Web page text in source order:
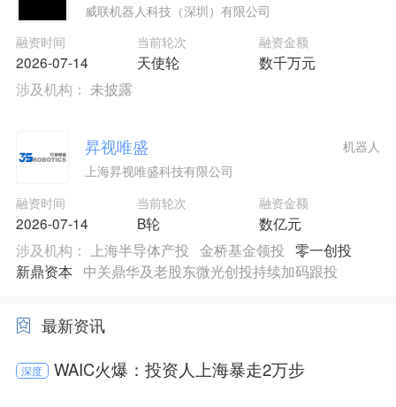
威联机器人科技（深圳）有限公司
融资时间
2026-07-14
当前轮次
天使轮
融资金额
数千万元
涉及机构： 未披露
昇视唯盛
上海昇视唯盛科技有限公司
融资时间
2026-07-14
当前轮次
B轮
融资金额
数亿元
机器人
涉及机构： 上海半导体产投 金桥基金领投 零一创投
新鼎资本
中关鼎华及老股东微光创投持续加码跟投
最新资讯
深度 WAIC火爆：投资人上海暴走2万步